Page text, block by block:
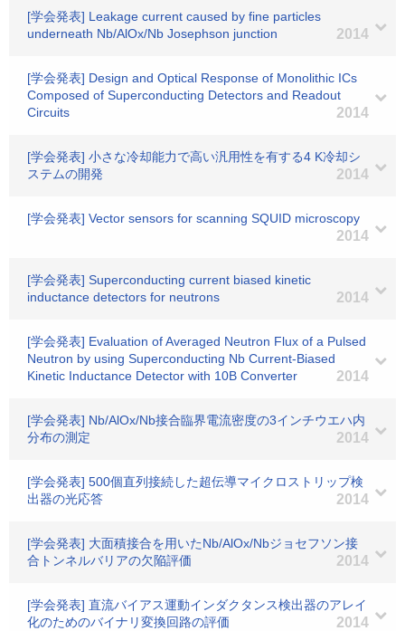
[学会発表] Leakage current caused by fine particles
underneath Nb/AlOx/Nb Josephson junction
2014
[学会発表] Design and Optical Response of Monolithic ICs
Composed of Superconducting Detectors and Readout
Circuits
2014
[学会発表] 小さな冷却能力で高い汎用性を有する4 K冷却シ
ステムの開発
2014
[学会発表] Vector sensors for scanning SQUID microscopy
2014
[学会発表] Superconducting current biased kinetic
inductance detectors for neutrons
2014
[学会発表] Evaluation of Averaged Neutron Flux of a Pulsed
Neutron by using Superconducting Nb Current-Biased
Kinetic Inductance Detector with 10B Converter
2014
[学会発表] Nb/AlOx/Nb接合臨界電流密度の3インチウエハ内
分布の測定
2014
[学会発表] 500個直列接続した超伝導マイクロストリップ検
出器の光応答
2014
[学会発表] 大面積接合を用いたNb/AlOx/Nbジョセフソン接
合トンネルバリアの欠陥評価
2014
[学会発表] 直流バイアス運動インダクタンス検出器のアレイ
化のためのバイナリ変換回路の評価
2014